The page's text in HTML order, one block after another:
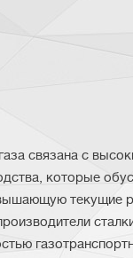
связана с
которые
текущие